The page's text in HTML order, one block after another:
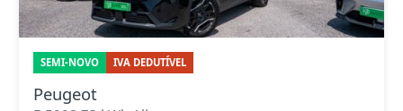
SEMI-NOVO IVA DEDUTÍVEL
Peugeot